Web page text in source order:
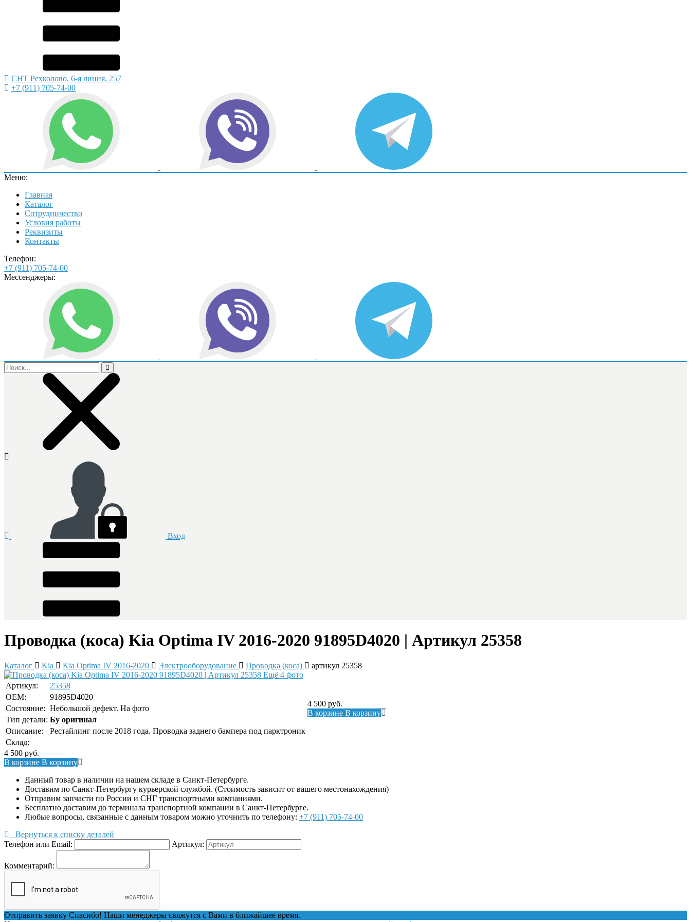
СНТ Рехколово, 6-я линия, 257
+7 (911) 705-74-00
Меню:
Главная
Каталог
Сотрудничество
Условия работы
Реквизиты
Контакты
Телефон:
+7 (911) 705-74-00
Мессенджеры:
Вход
Проводка (коса) Kia Optima IV 2016-2020 91895D4020 | Артикул 25358
Каталог Kia Kia Optima IV 2016-2020 Электрооборудование Проводка (коса)
артикул 25358
Ещё 4 фото
Артикул:
25358
4 500 руб.
В корзине В корзину
OEM:
91895D4020
Состояние: Небольшой дефект. На фото
Тип детали: Бу оригинал
Описание:
Рестайлинг после 2018 года. Проводка заднего бампера под парктроник
Склад:
4 500 руб.
В корзине В корзину
Данный товар в наличии на нашем складе в Санкт-Петербурге.
Доставим по Санкт-Петербургу курьерской службой. (Стоимость зависит от вашего местонахождения)
Отправим запчасти по России и СНГ транспортными компаниями.
Бесплатно доставим до терминала транспортной компании в Санкт-Петербурге.
Любые вопросы, связанные с данным товаром можно уточнить по телефону: +7 (911) 705-74-00
Вернуться к списку деталей
Телефон или Email:
Артикул:
Комментарий:
Отправить заявку Спасибо! Наши менеджеры свяжутся с Вами в ближайшее время.